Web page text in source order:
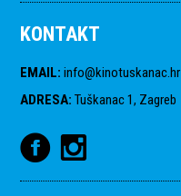
KONTAKT
EMAIL: info@kinotuskanac.hr
ADRESA: Tuškanac 1, Zagreb